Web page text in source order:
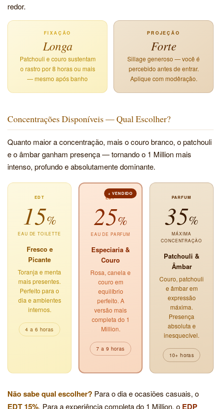
redor.
FIXAÇÃO
Longa
Patchouli e couro sustentam
o rastro por 8 horas ou mais
— mesmo após banho
PROJEÇÃO
Forte
Sillage generoso — você é
percebido antes de entrar.
Aplique com modêração.
Concentrações Disponíveis — Qual Escolher?
Quanto maior a concentração, mais o couro branco, o patchouli
e o âmbar ganham presença — tornando o 1 Million mais
intenso, profundo e absolutamente dominante.
EDT
15%
EAU DE TOILETTE
Fresco e
Picante
Toranja e menta
mais presentes.
Perfeito para o
dia e ambientes
internos.
4 a 6 horas
+ VENDIDO
EDP
25%
EAU DE PARFUM
Especiaria &
Couro
Rosa, canela e
couro em
equilíbrio
perfeito. A
versão mais
completa do 1
Million.
7 a 9 horas
PARFUM
35%
MÁXIMA
CONCENTRAÇÃO
Patchouli &
Âmbar
Couro, patchouli
e âmbar em
expressão
máxima.
Presença
absoluta e
inesquecível.
10+ horas
Não sabe qual escolher? Para o dia e ocasiões casuais, o
EDT 15%. Para a experiência completa do 1 Million, o EDP